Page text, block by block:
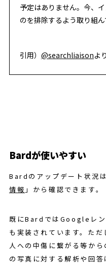
予定はありません。今、
のを排除するよう取り組ん
引用） @searchliaisonよ
Bardが使いやすい
Bardのアップデート状況
情報 」から確認できます。
既にBardではGoogleレン
も実装されています。た
人への中傷に繋がる等か
の写真に対する解析や回